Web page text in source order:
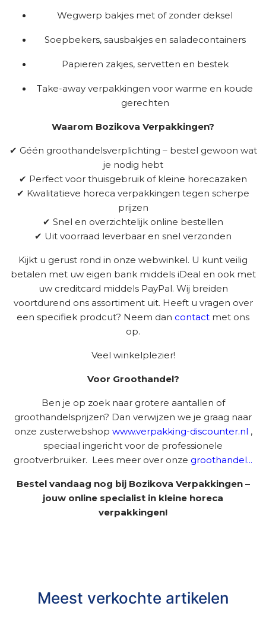
Wegwerp bakjes met of zonder deksel
Soepbekers, sausbakjes en saladecontainers
Papieren zakjes, servetten en bestek
Take-away verpakkingen voor warme en koude
gerechten
Waarom Bozikova Verpakkingen?
✔ Géén groothandelsverplichting – bestel gewoon wat
je nodig hebt
✔ Perfect voor thuisgebruik of kleine horecazaken
✔ Kwalitatieve horeca verpakkingen tegen scherpe
prijzen
✔ Snel en overzichtelijk online bestellen
✔ Uit voorraad leverbaar en snel verzonden
Kijkt u gerust rond in onze webwinkel. U kunt veilig
betalen met uw eigen bank middels iDeal en ook met
uw creditcard middels PayPal. Wij breiden
voortdurend ons assortiment uit. Heeft u vragen over
een specifiek prodcut? Neem dan contact met ons
op.
Veel winkelplezier!
Voor Groothandel?
Ben je op zoek naar grotere aantallen of
groothandelsprijzen? Dan verwijzen we je graag naar
onze zusterwebshop www.verpakking-discounter.nl ,
speciaal ingericht voor de professionele
grootverbruiker. Lees meer over onze groothandel...
Bestel vandaag nog bij Bozikova Verpakkingen –
jouw online specialist in kleine horeca
verpakkingen!
Meest verkochte artikelen